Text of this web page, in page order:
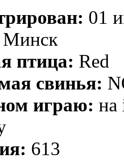
01
Минск
птица: Red
свинья:
играю: на
613